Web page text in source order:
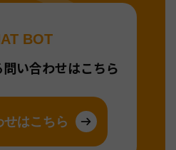
BOT
い合わせはこちら
せはこちら